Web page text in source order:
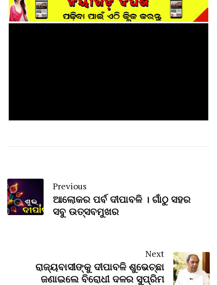
Previous
ଆଲୋକର ପର୍ବ ଦୀପାବଳି । ଗାଁଠୁ ସହର
ସବୁ ଉତ୍ସବମୁଖର
Next
ରାଜ୍ୟବାସୀଙ୍କୁ ଦୀପାବଳି ଶୁଭେଚ୍ଛା
ଜଣାଇଲେ ବିରୋଧୀ ଦଳର ସୁପ୍ରିମ